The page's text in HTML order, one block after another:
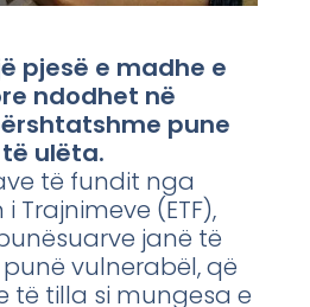
pjesë e madhe e
ndodhet në
pune
ulëta.
të fundit nga
Trajnimeve (ETF),
janë të
vulnerabël, që
të tilla si mungesa e